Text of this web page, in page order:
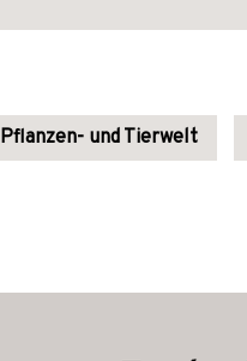
Pflanzen- und Tierwelt